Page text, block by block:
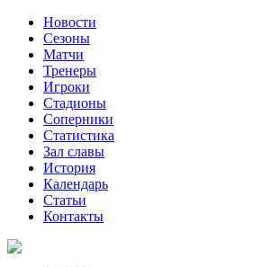
Новости
Сезоны
Матчи
Тренеры
Игроки
Стадионы
Соперники
Статистика
Зал славы
История
Календарь
Статьи
Контакты